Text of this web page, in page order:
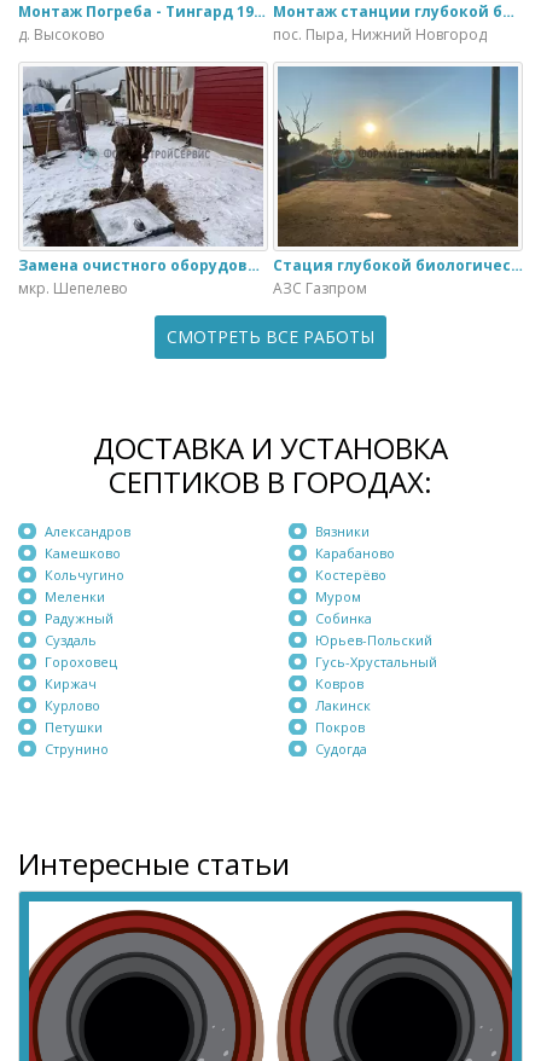
Монтаж Погреба - Тингард 1900
д. Высоково
Монтаж станции глубокой биологической очистки ИталБио - 5 с колодцем дренажным для слива воды
пос. Пыра, Нижний Новгород
Замена очистного оборудования Дека - 3 на ЭкоГранд - 6
мкр. Шепелево
Стация глубокой биологической очистки ЕвроЛос- 20
АЗС Газпром
СМОТРЕТЬ ВСЕ РАБОТЫ
ДОСТАВКА И УСТАНОВКА
СЕПТИКОВ В ГОРОДАХ:
Александров
Камешково
Кольчугино
Меленки
Радужный
Суздаль
Вязники
Карабаново
Костерёво
Муром
Собинка
Юрьев-Польский
Гороховец
Киржач
Курлово
Петушки
Струнино
Гусь-Хрустальный
Ковров
Лакинск
Покров
Судогда
Интересные статьи